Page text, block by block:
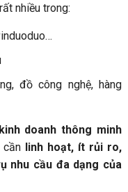
nhiều trong:
đồ công nghệ, hàng
doanh thông minh
linh hoạt, ít rủi ro,
nhu cầu đa dạng của